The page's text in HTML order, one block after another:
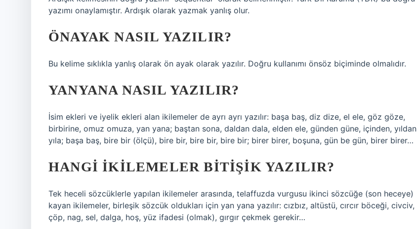
yazımı onaylamıştır. Ardışık olarak yazmak yanlış olur.
ÖNAYAK NASIL YAZILIR?
Bu kelime sıklıkla yanlış olarak ön ayak olarak yazılır. Doğru kullanımı önsöz biçiminde olmalıdır.
YANYANA NASIL YAZILIR?
İsim ekleri ve iyelik ekleri alan ikilemeler de ayrı ayrı yazılır: başa baş, diz dize, el ele, göz göze,
birbirine, omuz omuza, yan yana; baştan sona, daldan dala, elden ele, günden güne, içinden, yıldan
yıla; başa baş, bire bir (ölçü), bire bir, bire bir, bire bir; birer birer, boşuna, gün be gün, birer birer…
HANGI IKILEMELER BITIŞIK YAZILIR?
Tek heceli sözcüklerle yapılan ikilemeler arasında, telaffuzda vurgusu ikinci sözcüğe (son heceye)
kayan ikilemeler, birleşik sözcük oldukları için yan yana yazılır: cızbız, altüstü, cırcır böceği, civciv,
çöp, nag, sel, dalga, hoş, yüz ifadesi (olmak), gırgır çekmek gerekir…